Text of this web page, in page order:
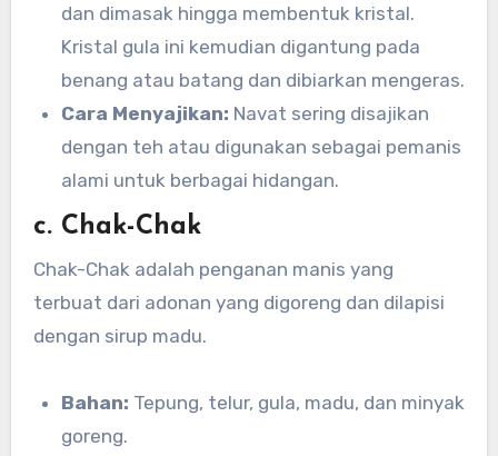
dan dimasak hingga membentuk kristal.
Kristal gula ini kemudian digantung pada
benang atau batang dan dibiarkan mengeras.
Cara Menyajikan: Navat sering disajikan
dengan teh atau digunakan sebagai pemanis
alami untuk berbagai hidangan.
c. Chak-Chak
Chak-Chak adalah penganan manis yang
terbuat dari adonan yang digoreng dan dilapisi
dengan sirup madu.
Bahan: Tepung, telur, gula, madu, dan minyak
goreng.